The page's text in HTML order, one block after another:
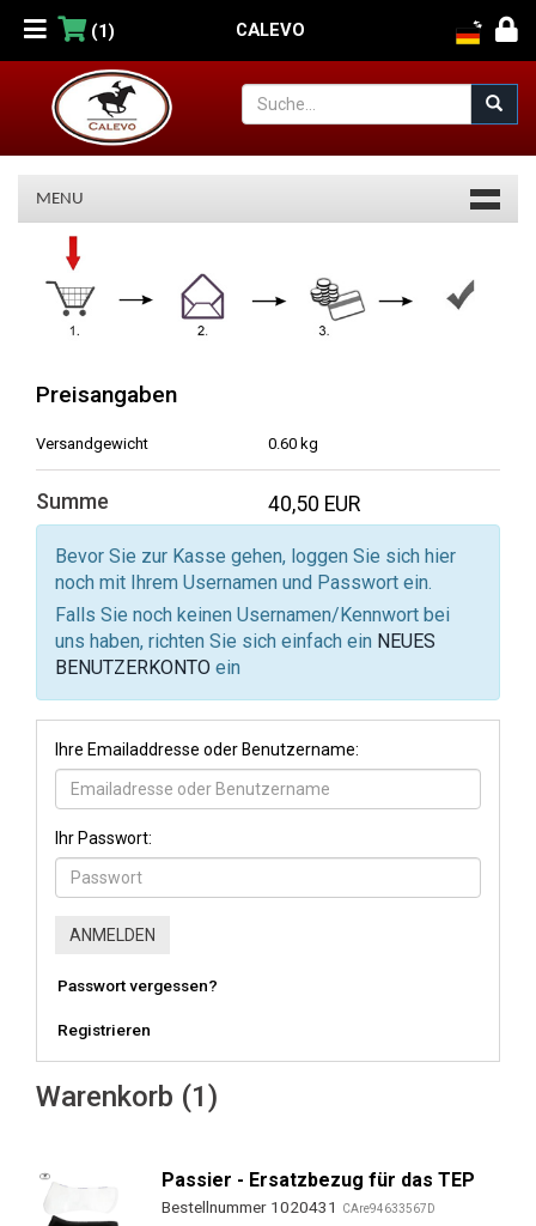
(1) CALEVO
MENU
Warenkorb
Preisangaben
Versandgewicht 0.60 kg
Summe 40,50 EUR
Bevor Sie zur Kasse gehen, loggen Sie sich hier
noch mit Ihrem Usernamen und Passwort ein.
Falls Sie noch keinen Usernamen/Kennwort bei
uns haben, richten Sie sich einfach ein NEUES
BENUTZERKONTO ein
Ihre Emailaddresse oder Benutzername:
Ihr Passwort:
Passwort vergessen?
Registrieren
Warenkorb (1)
Passier - Ersatzbezug für das TEP
Bestellnummer 1020431 CAre94633567D